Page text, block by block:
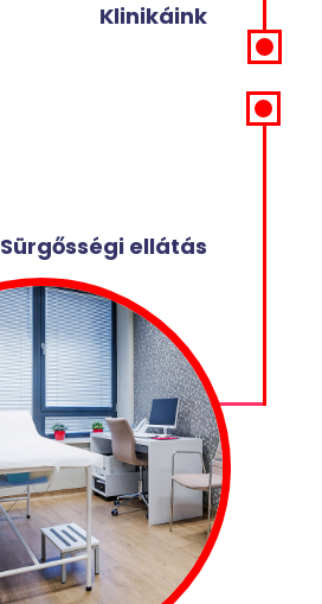
Klinikáink
Sürgősségi ellátás